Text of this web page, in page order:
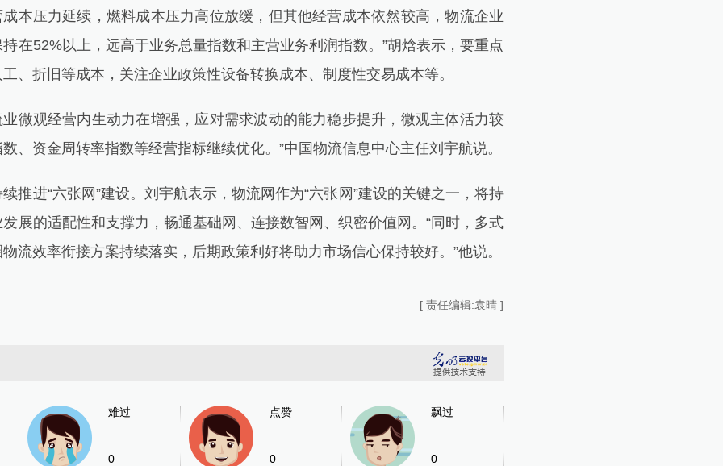
压力延续，燃料成本压力高位放缓，但其他经营成本依然较高，物流企业
在52%以上，远高于业务总量指数和主营业务利润指数。”胡焓表示，要重点
、折旧等成本，关注企业政策性设备转换成本、制度性交易成本等。
观经营内生动力在增强，应对需求波动的能力稳步提升，微观主体活力较
、资金周转率指数等经营指标继续优化。”中国物流信息中心主任刘宇航说。
进“六张网”建设。刘宇航表示，物流网作为“六张网”建设的关键之一，将持
展的适配性和支撑力，畅通基础网、连接数智网、织密价值网。“同时，多式
流效率衔接方案持续落实，后期政策利好将助力市场信心保持较好。”他说。
[ 责任编辑:袁晴 ]
难过
0
点赞
0
飘过
0